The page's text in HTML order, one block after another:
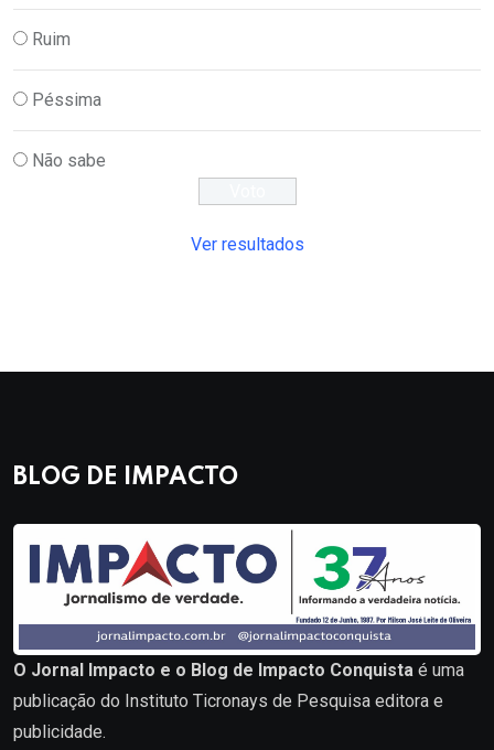
Ruim
Péssima
Não sabe
Ver resultados
BLOG DE IMPACTO
O Jornal Impacto e o Blog de Impacto Conquista é uma
publicação do Instituto Ticronays de Pesquisa editora e
publicidade.